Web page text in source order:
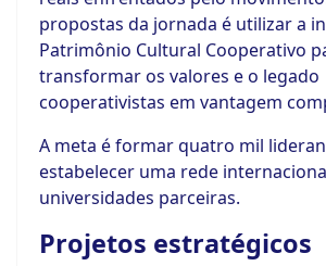
propostas da jornada é utilizar a
Patrimônio Cultural Cooperativo
transformar os valores e o legado
cooperativistas em vantagem
A meta é formar quatro mil
estabelecer uma rede
universidades parceiras.
Projetos estratégicos